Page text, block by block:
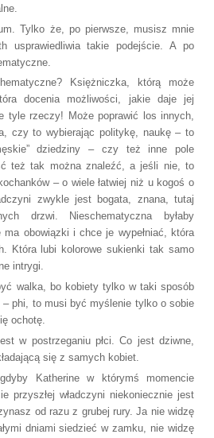
Tylko że, po pierwsze, musisz mnie
usprawiedliwia takie podejście. A po
Księżniczka, którą może
docenia możliwości, jakie daje jej
tyle rzeczy! Może poprawić los innych,
czy to wybierając politykę, naukę – to
dziedziny – czy też inne pole
też tak można znaleźć, a jeśli nie, to
– o wiele łatwiej niż u kogoś o
zwykle jest bogata, znana, tutaj
drzwi. Nieschematyczna byłaby
obowiązki i chce je wypełniać, która
Która lubi kolorowe sukienki tak samo
intrygi.
walka, bo kobiety tylko w taki sposób
– phi, to musi być myślenie tylko o sobie
ochotę.
w postrzeganiu płci. Co jest dziwne,
się z samych kobiet.
Katherine w którymś momencie
przyszłej władczyni niekoniecznie jest
od razu z grubej rury. Ja nie widzę
dniami siedzieć w zamku, nie widzę